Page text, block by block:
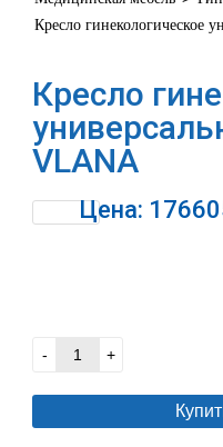
Кресло гинекологическое
Кресло
VLANA
Цена:
- +